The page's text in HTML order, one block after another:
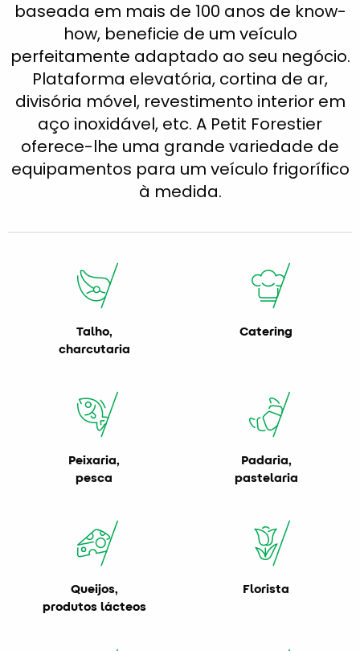
baseada em mais de 100 anos de know-
how, beneficie de um veículo
perfeitamente adaptado ao seu negócio.
Plataforma elevatória, cortina de ar,
divisória móvel, revestimento interior em
aço inoxidável, etc. A Petit Forestier
oferece-lhe uma grande variedade de
equipamentos para um veículo frigorífico
à medida.
Talho,
charcutaria
Catering
Peixaria,
pesca
Padaria,
pastelaria
Queijos,
produtos lácteos
Florista